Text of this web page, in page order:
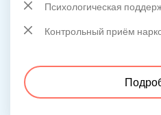
Психологическая
Контрольный приём